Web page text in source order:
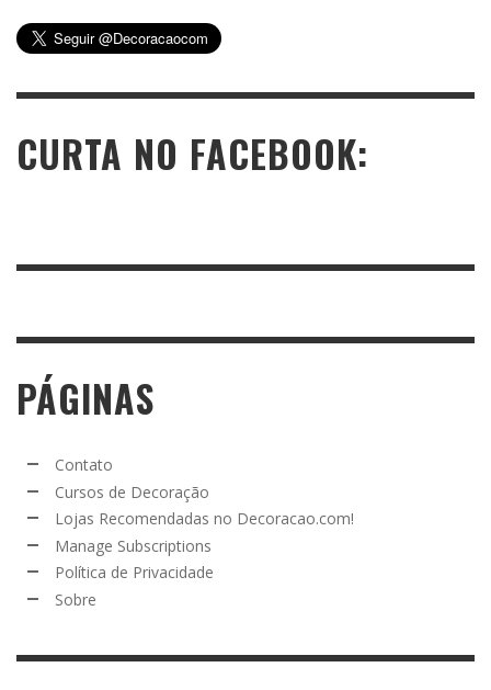
CURTA NO FACEBOOK:
PÁGINAS
Contato
Cursos de Decoração
Lojas Recomendadas no Decoracao.com!
Manage Subscriptions
Política de Privacidade
Sobre